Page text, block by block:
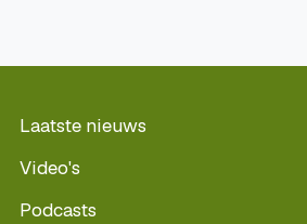
Laatste nieuws
Video's
Podcasts